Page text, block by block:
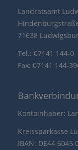
Landratsamt
71638
Tel.: 07141 144-0
Fax: 07141 144-
Kontoinhaber:
Kreissparkasse
IBAN: DE44 6045